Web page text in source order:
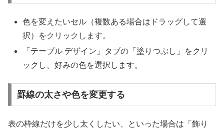
色を変えたいセル（複数ある場合はドラッグして選
択）をクリックします。
「テーブル デザイン」タブの「塗りつぶし」をクリ
ックし、好みの色を選択します。
罫線の太さや色を変更する
表の枠線だけを少し太くしたい、といった場合は「飾り